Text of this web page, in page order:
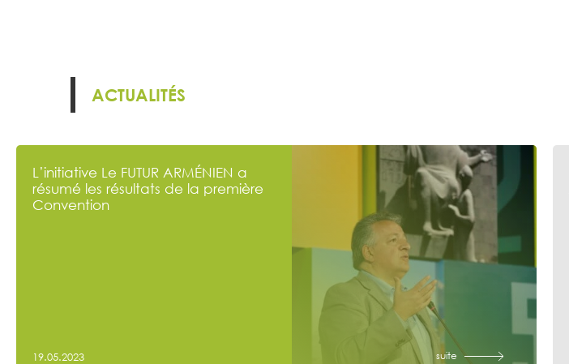
ACTUALITÉS
L’initiative Le FUTUR ARMÉNIEN a
résumé les résultats de la première
Convention
19.05.2023 suite